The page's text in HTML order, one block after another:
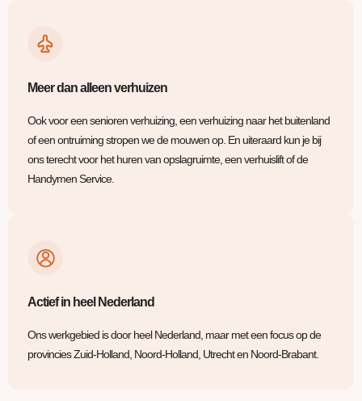
Meer dan alleen verhuizen
Ook voor een senioren verhuizing, een verhuizing naar het buitenland
of een ontruiming stropen we de mouwen op. En uiteraard kun je bij
ons terecht voor het huren van opslagruimte, een verhuislift of de
Handymen Service.
Actief in heel Nederland
Ons werkgebied is door heel Nederland, maar met een focus op de
provincies Zuid-Holland, Noord-Holland, Utrecht en Noord-Brabant.